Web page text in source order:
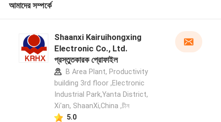
আমাদের সম্পর্কে
Shaanxi Kairuihongxing
Electronic Co., Ltd.
প্রস্তুতকারক প্রোফাইল
B Area Plant, Productivity
building 3rd floor ,Electronic
Industrial Park,Yanta District,
Xi'an, ShaanXi,China ,চীন
5.0